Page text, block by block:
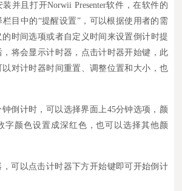
并且打开Norwii Presenter软件，在软件的
栏目中的“提醒设置”，可以根据使用者的需
时间选项或者自定义时间来设置倒计时提
将会显示计时器，点击计时器开始键，此
对计时器时间重置、调整位置和大小，也
倒计时，可以选择界面上45分钟选项，颜
字颜色设置成深红色，也可以选择其他颜
可以点击计时器下方开始键即可开始倒计